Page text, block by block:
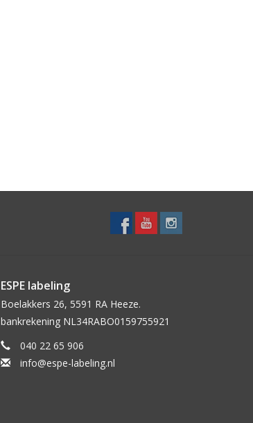
ESPE labeling
Boelakkers 26, 5591 RA Heeze.
bankrekening NL34RABO0159755921
040 22 65 906
info@espe-labeling.nl